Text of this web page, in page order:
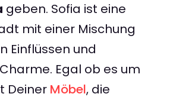
geben. Sofia ist eine
mit einer Mischung
Einflüssen und
Egal ob es um
Deiner Möbel, die